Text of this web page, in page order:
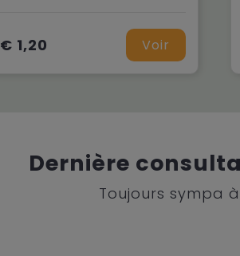
€ 1,20 Voir
Dernière
Toujours sympa